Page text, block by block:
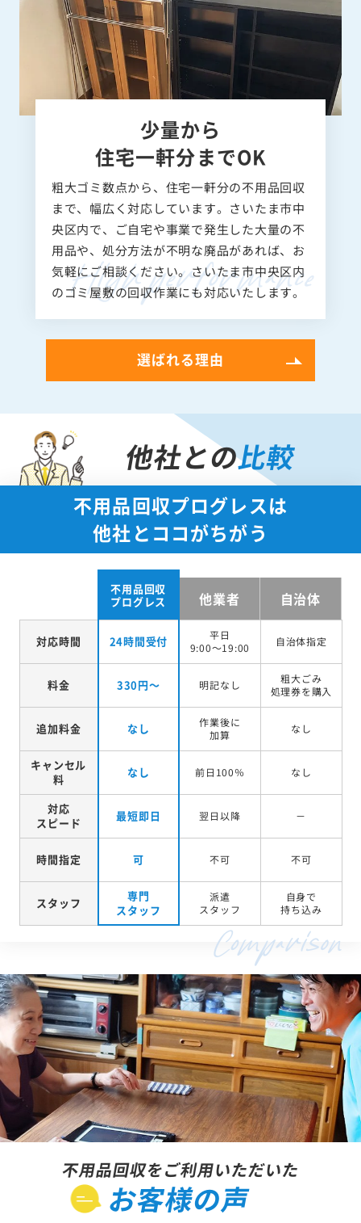
少量から
住宅一軒分までOK
粗大ゴミ数点から、住宅一軒分の不用品回収
まで、幅広く対応しています。さいたま市中
央区内で、ご自宅や事業で発生した大量の不
用品や、処分方法が不明な廃品があれば、お
気軽にご相談ください。さいたま市中央区内
のゴミ屋敷の回収作業にも対応いたします。
選ばれる理由
他社との比較
不用品回収プログレスは
他社とココがちがう
不用品回収
プログレス
他業者 自治体
対応時間 24時間受付
平日
9:00～19:00
自治体指定
料金 330円～ 明記なし
粗大ごみ
処理券を購入
追加料金 なし
作業後に
加算
なし
キャンセル
料
なし 前日100％ なし
対応
スピード
最短即日 翌日以降 －
時間指定 可 不可 不可
スタッフ
専門
スタッフ
派遣
スタッフ
自身で
持ち込み
不用品回収をご利用いただいた
お客様の声